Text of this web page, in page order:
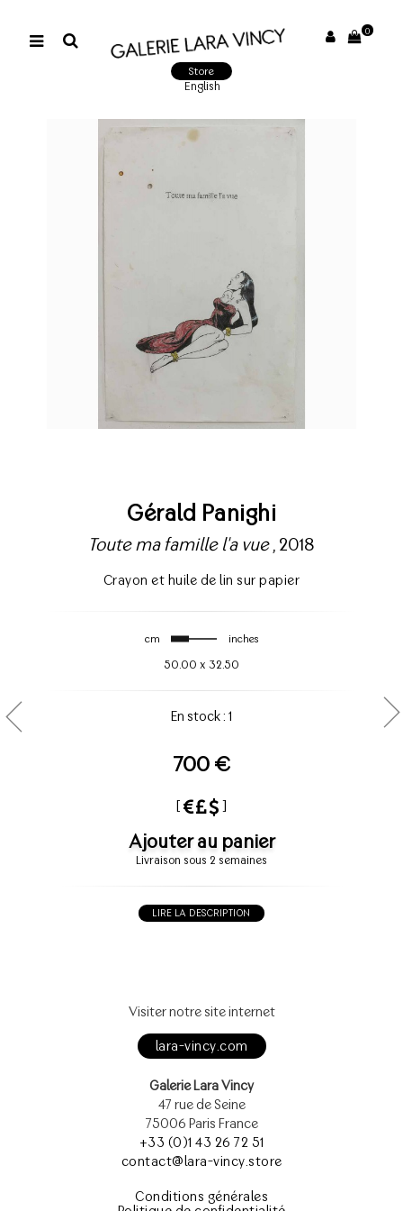
0
Store
English
Gérald Panighi
Toute ma famille l'a vue, 2018
Crayon et huile de lin sur papier
cm inches
50.00 x 32.50
En stock : 1
700 €
[ ]
Ajouter au panier
Livraison sous 2 semaines
LIRE LA DESCRIPTION
Visiter notre site internet
lara-vincy.com
Galerie Lara Vincy
47 rue de Seine
75006 Paris France
+33 (0)1 43 26 72 51
contact@lara-vincy.store
Conditions générales